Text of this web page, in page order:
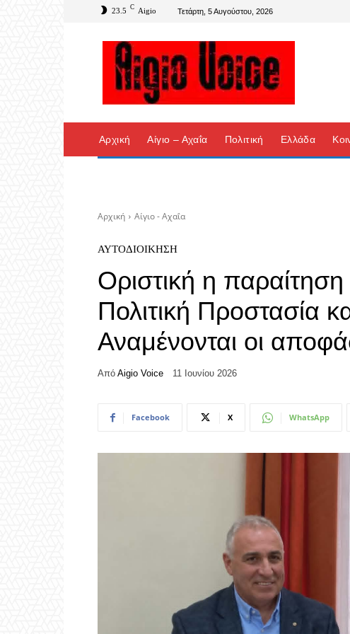
23.5 C Aigio Τετάρτη, 5 Αυγούστου, 2026
Αρχική Αίγιο – Αχαΐα Πολιτική Ελλάδα
Αρχική Αίγιο - Αχαΐα
ΑΥΤΟΔΙΟΊΚΗΣΗ
Οριστική η
Πολιτική Προστασία
Αναμένονται οι
Από Aigio Voice 11 Ιουνίου 2026
Facebook X WhatsApp